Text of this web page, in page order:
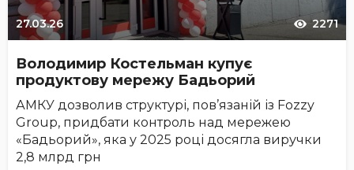
27.03.26 2271
Володимир Костельман купує
продуктову мережу Бадьорий
АМКУ дозволив структурі, пов’язаній із Fozzy
Group, придбати контроль над мережею
«Бадьорий», яка у 2025 році досягла виручки
2,8 млрд грн